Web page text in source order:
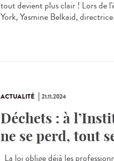
tout devient plus clair ! Lors de
York, Yasmine Belkaid,
ACTUALITÉ 21.11.2024
Déchets : à
ne se perd, tout
La loi oblige déjà les